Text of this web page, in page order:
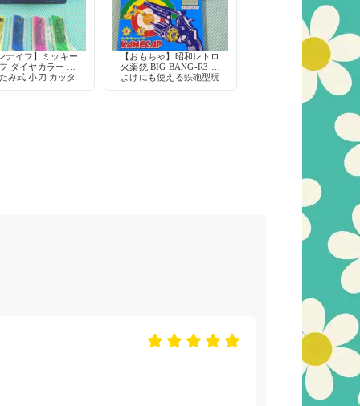
ナイフ】ミッキー
ダイヤカラー 折
み式 小刀 カッタ
【おもちゃ】昭和レトロ
火薬銃 BIG BANG-R3 熊
よけにも使える鉄砲型玩